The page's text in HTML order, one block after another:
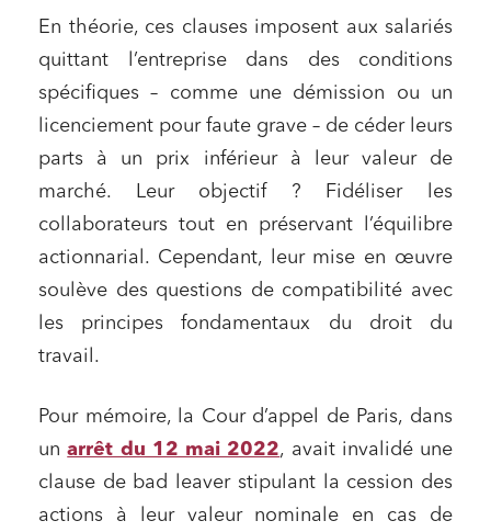
En théorie, ces clauses imposent aux salariés
quittant l’entreprise dans des conditions
spécifiques – comme une démission ou un
licenciement pour faute grave – de céder leurs
parts à un prix inférieur à leur valeur de
marché. Leur objectif ? Fidéliser les
collaborateurs tout en préservant l’équilibre
actionnarial. Cependant, leur mise en œuvre
soulève des questions de compatibilité avec
les principes fondamentaux du droit du
travail.
Pour mémoire, la Cour d’appel de Paris, dans
unarrêt du 12 mai 2022, avait invalidé une
clause de bad leaver stipulant la cession des
actions à leur valeur nominale en cas de